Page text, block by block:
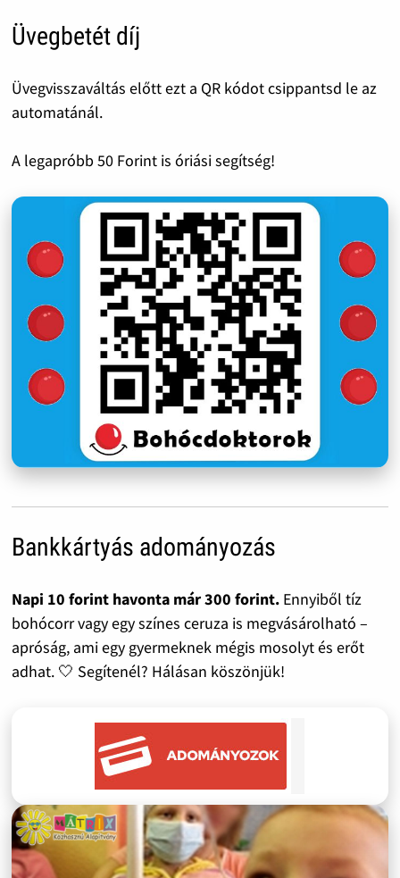
Üvegbetét díj
Üvegvisszaváltás előtt ezt a QR kódot csippantsd le az
automatánál.
A legapróbb 50 Forint is óriási segítség!
Bankkártyás adományozás
Napi 10 forint havonta már 300 forint.Ennyiből tíz
bohócorr vagy egy színes ceruza is megvásárolható –
apróság, ami egy gyermeknek mégis mosolyt és erőt
adhat. 🤍 Segítenél? Hálásan köszönjük!